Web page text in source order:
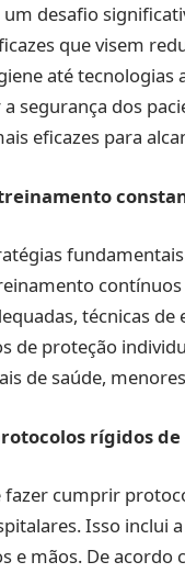
desafio
que visem
até
segurança dos
eficazes para
técnicas
de proteção
de saúde,
rígidos
fazer cumprir
Isso inclui
e mãos. De acordo